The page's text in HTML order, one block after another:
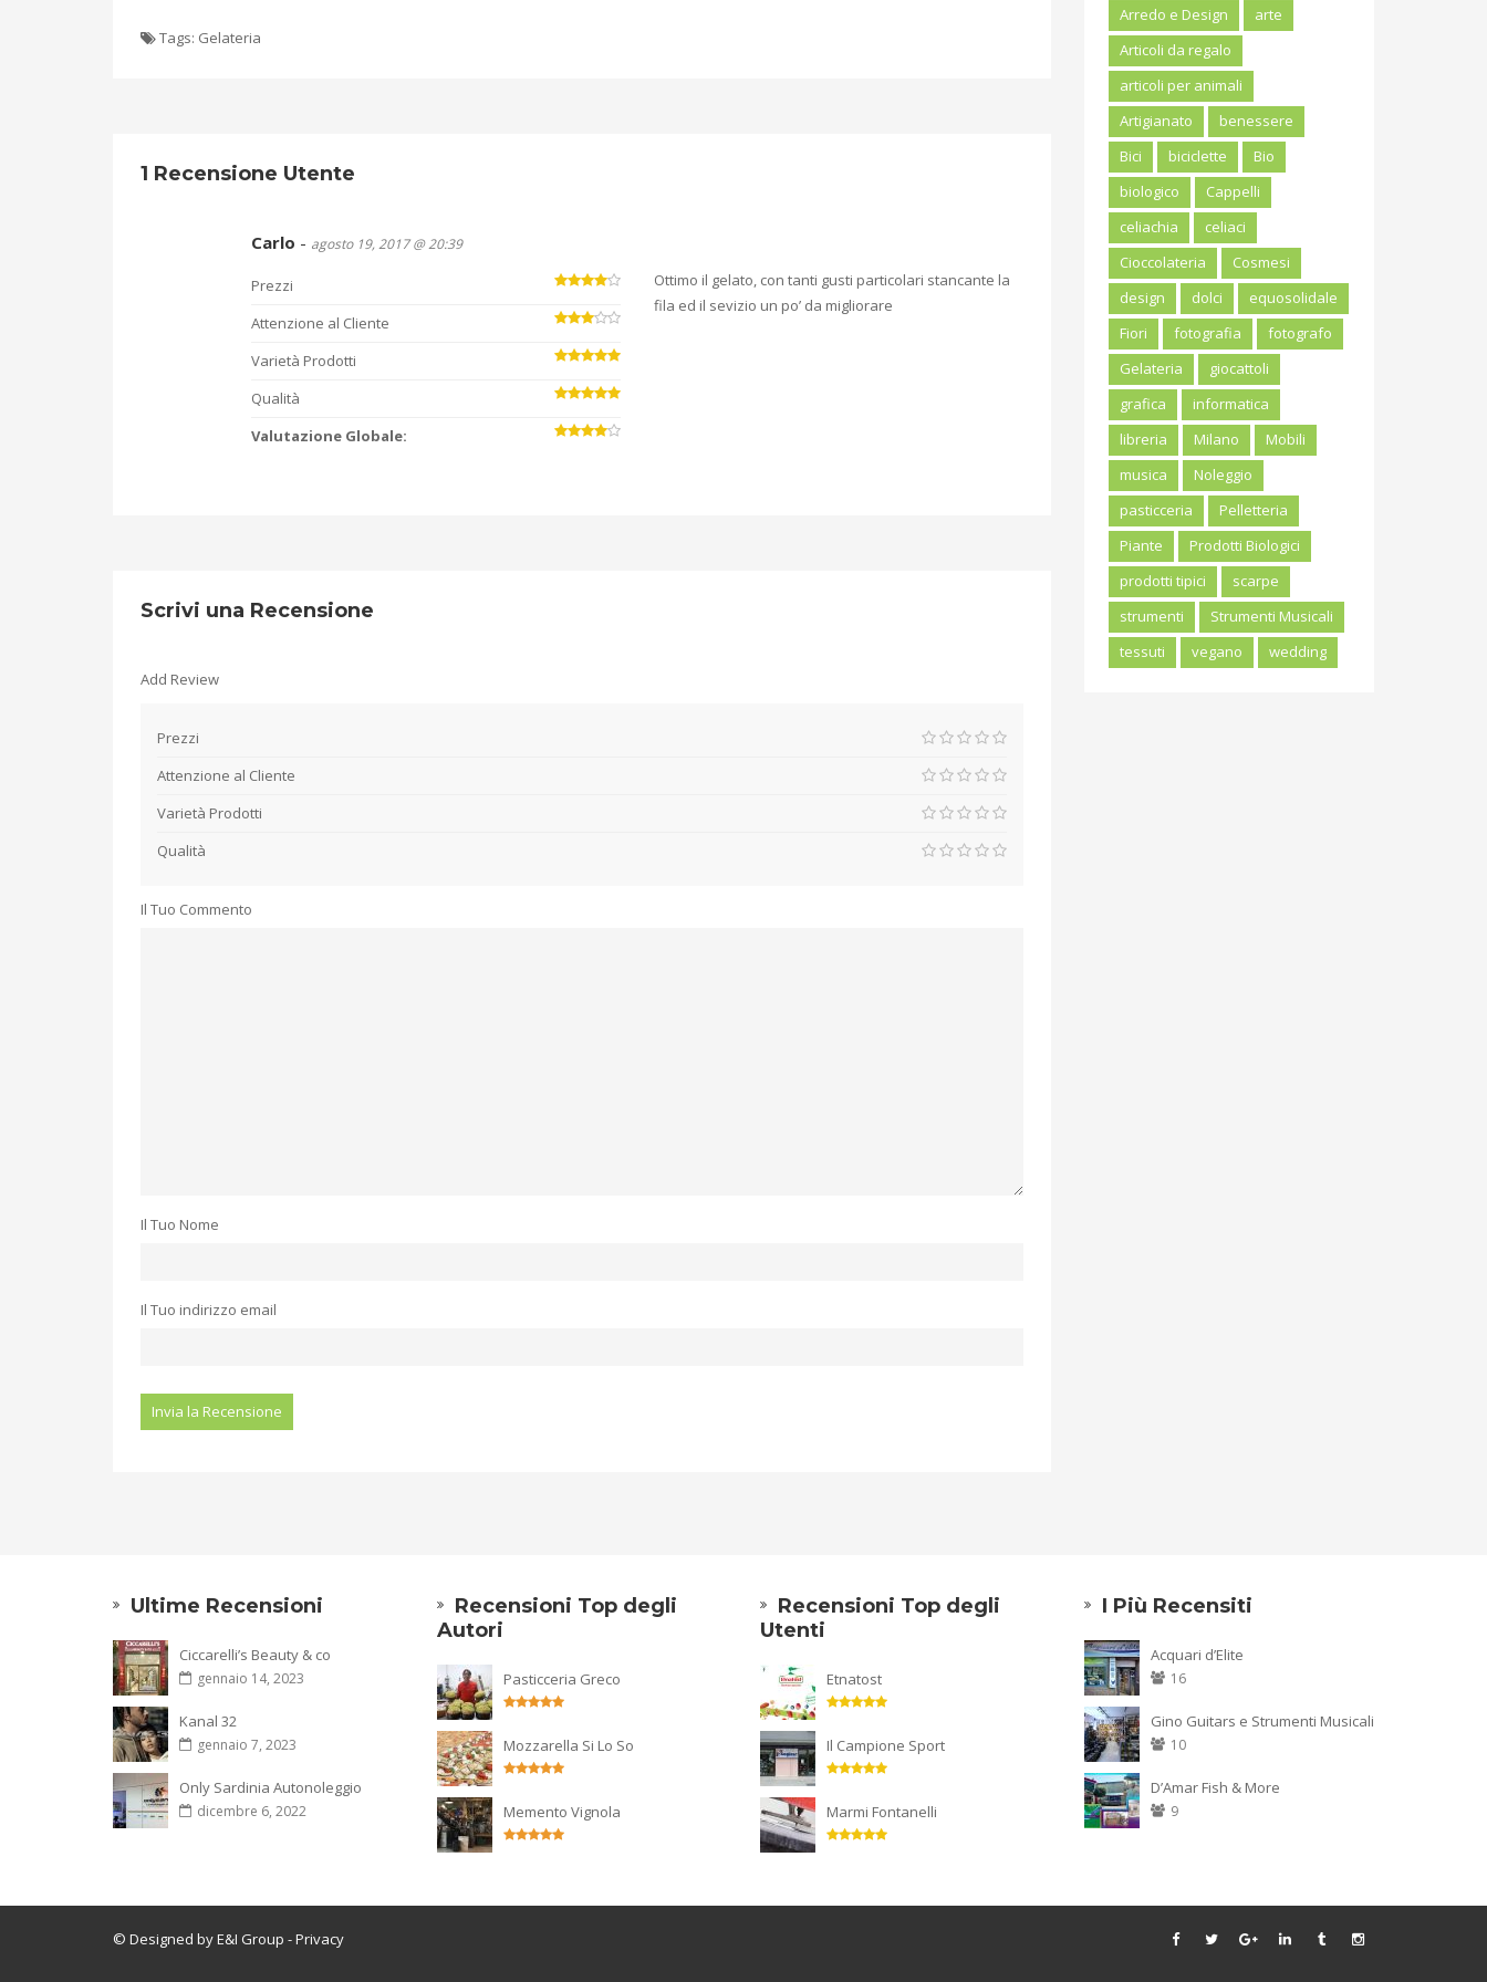
Tags: Gelateria
1 Recensione Utente
Carlo - agosto 19, 2017 @ 20:39
Prezzi
Attenzione al Cliente
Varietà Prodotti
Qualità
Valutazione Globale:
Ottimo il gelato, con tanti gusti particolari stancante la
fila ed il sevizio un po’ da migliorare
Scrivi una Recensione
Add Review
Prezzi
Attenzione al Cliente
Varietà Prodotti
Qualità
Il Tuo Commento
Il Tuo Nome
Il Tuo indirizzo email
Arredo e Design
arte
Articoli da regalo
articoli per animali
Artigianato
benessere
Bici
biciclette
Bio
biologico
Cappelli
celiachia
celiaci
Cioccolateria
Cosmesi
design
dolci
equosolidale
Fiori
fotografia
fotografo
Gelateria
giocattoli
grafica
informatica
libreria
Milano
Mobili
musica
Noleggio
pasticceria
Pelletteria
Piante
Prodotti Biologici
prodotti tipici
scarpe
strumenti
Strumenti Musicali
tessuti
vegano wedding
Ultime Recensioni
Ciccarelli’s Beauty & co
gennaio 14, 2023
Kanal 32
gennaio 7, 2023
Only Sardinia Autonoleggio
dicembre 6, 2022
Recensioni Top degli
Autori
Pasticceria Greco
Mozzarella Si Lo So
Memento Vignola
Recensioni Top degli
Utenti
Etnatost
Il Campione Sport
Marmi Fontanelli
I Più Recensiti
Acquari d’Elite
16
Gino Guitars e Strumenti Musicali
10
D’Amar Fish & More
9
© Designed by E&I Group - Privacy